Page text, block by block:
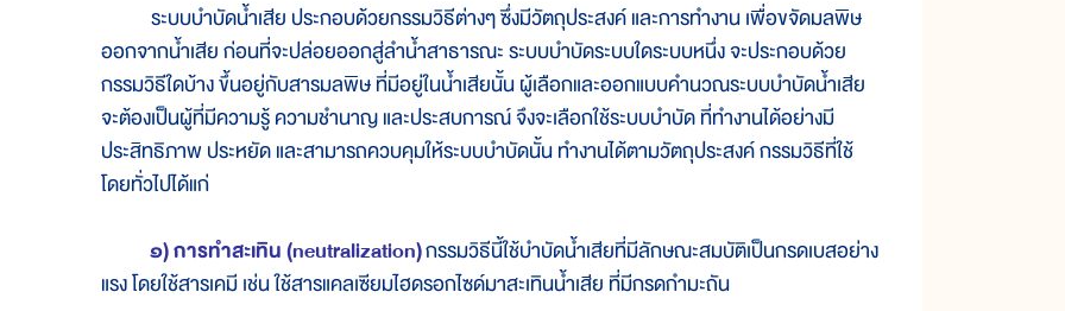
ระบบบำบัดน้ำเสีย ประกอบด้วยกรรมวิธีต่างๆ ซึ่งมีวัตถุประสงค์ และการทำงาน เพื่อขจัดมลพิษ
ออกจากน้ำเสีย ก่อนที่จะปล่อยออกสู่ลำน้ำสาธารณะ ระบบบำบัดระบบใดระบบหนึ่ง จะประกอบด้วย
กรรมวิธีใดบ้าง ขึ้นอยู่กับสารมลพิษ ที่มีอยู่ในน้ำเสียนั้น ผู้เลือกและออกแบบคำนวณระบบบำบัดน้ำเสีย
จะต้องเป็นผู้ที่มีความรู้ ความชำนาญ และประสบการณ์ จึงจะเลือกใช้ระบบบำบัด ที่ทำงานได้อย่างมี
ประสิทธิภาพ ประหยัด และสามารถควบคุมให้ระบบบำบัดนั้น ทำงานได้ตามวัตถุประสงค์ กรรมวิธีที่ใช้
โดยทั่วไปได้แก่
๑) การทำสะเทิน (neutralization)กรรมวิธีนี้ใช้บำบัดน้ำเสียที่มีลักษณะสมบัติเป็นกรดเบสอย่าง
แรง โดยใช้สารเคมี เช่น ใช้สารแคลเซียมไฮดรอกไซด์มาสะเทินน้ำเสีย ที่มีกรดกำมะถัน